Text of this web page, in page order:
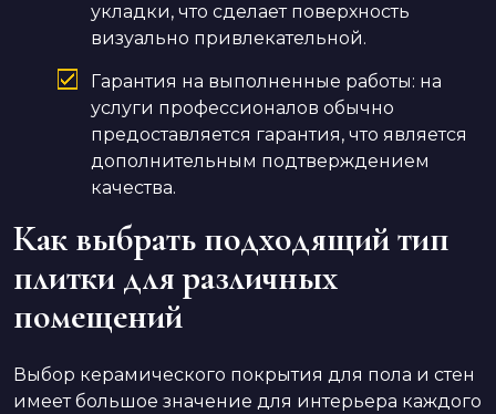
укладки, что сделает поверхность
визуально привлекательной.
Гарантия на выполненные работы: на
услуги профессионалов обычно
предоставляется гарантия, что является
дополнительным подтверждением
качества.
Как выбрать подходящий тип
плитки для различных
помещений
Выбор керамического покрытия для пола и стен
имеет большое значение для интерьера каждого